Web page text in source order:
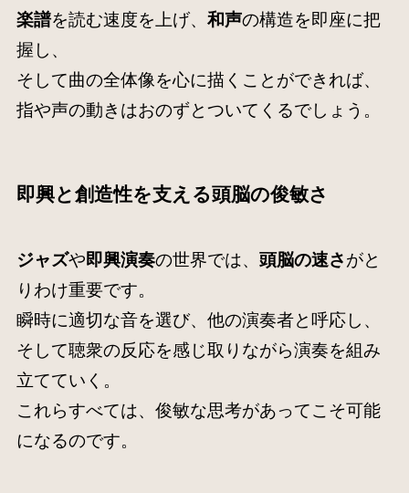
楽譜を読む速度を上げ、 和声の構造を即座に把
握し、
そして曲の全体像を心に描くことができれば、
指や声の動きはおのずとついてくるでしょう。
即興と創造性を支える頭脳の俊敏さ
ジャズや即興演奏の世界では、 頭脳の速さがと
りわけ重要です。
瞬時に適切な音を選び、他の演奏者と呼応し、
そして聴衆の反応を感じ取りながら演奏を組み
立てていく。
これらすべては、俊敏な思考があってこそ可能
になるのです。